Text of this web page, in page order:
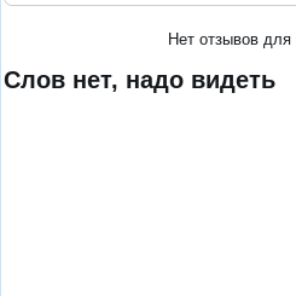
Нет отзывов для
Слов нет, надо видеть